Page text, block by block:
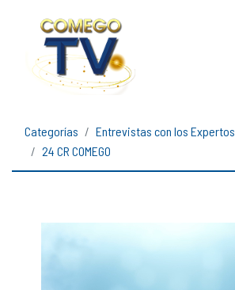
Categorías Entrevistas con los Expertos
24 CR COMEGO